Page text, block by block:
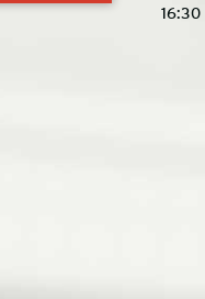
16:30